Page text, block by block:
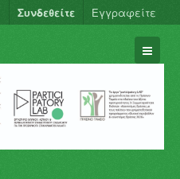
Συνδεθείτε Εγγραφείτε